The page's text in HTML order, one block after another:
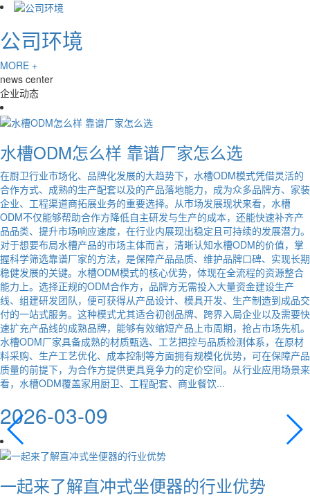
公司环境
MORE +
news center
企业动态
水槽ODM怎么样 靠谱厂家怎么选
在厨卫行业市场化、品牌化发展的大趋势下，水槽ODM模式凭借灵活的
合作方式、成熟的生产配套以及的产品落地能力，成为众多品牌方、家装
企业、工程渠道商拓展业务的重要选择。从市场发展现状来看，水槽
ODM不仅能够帮助合作方降低自主研发与生产的成本，还能快速补齐产
品品类、提升市场响应速度，在行业内展现出稳定且可持续的发展潜力。
对于想要布局水槽产品的市场主体而言，清晰认知水槽ODM的价值，掌
握科学筛选靠谱厂家的方法，是保障产品品质、维护品牌口碑、实现长期
稳健发展的关键。水槽ODM模式的核心优势，体现在全流程的资源整合
能力上。选择正规的ODM合作方，品牌方无需投入大量资金建设生产
线、组建研发团队，便可获得从产品设计、模具开发、生产制造到成品交
付的一站式服务。这种模式尤其适合初创品牌、跨界入局企业以及需要快
速扩充产品线的成熟品牌，能够有效缩短产品上市周期，抢占市场先机。
水槽ODM厂家具备成熟的材质甄选、工艺把控与品质检测体系，在原材
料采购、生产工艺优化、成本控制等方面拥有规模化优势，可在保障产品
质量的前提下，为合作方提供更具竞争力的定价空间。从行业应用场景来
看，水槽ODM覆盖家用厨卫、工程配套、商业餐饮...
2026-03-09
一起来了解直冲式坐便器的行业优势